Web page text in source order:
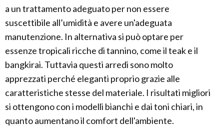
a un trattamento adeguato per non essere
suscettibile all’umidità e avere un'adeguata
manutenzione. In alternativa si può optare per
essenze tropicali ricche di tannino, come il teak e il
bangkirai. Tuttavia questi arredi sono molto
apprezzati perché eleganti proprio grazie alle
caratteristiche stesse del materiale. I risultati migliori
si ottengono con i modelli bianchi e dai toni chiari, in
quanto aumentano il comfort dell'ambiente.